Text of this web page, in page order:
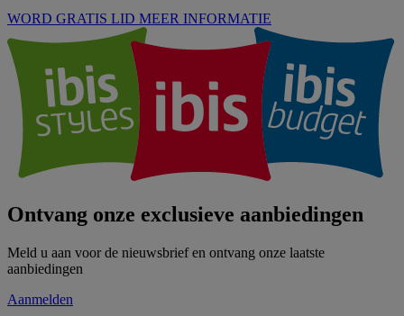
WORD GRATIS LID MEER INFORMATIE
Ontvang onze exclusieve aanbiedingen
Meld u aan voor de nieuwsbrief en ontvang onze laatste
aanbiedingen
Aanmelden